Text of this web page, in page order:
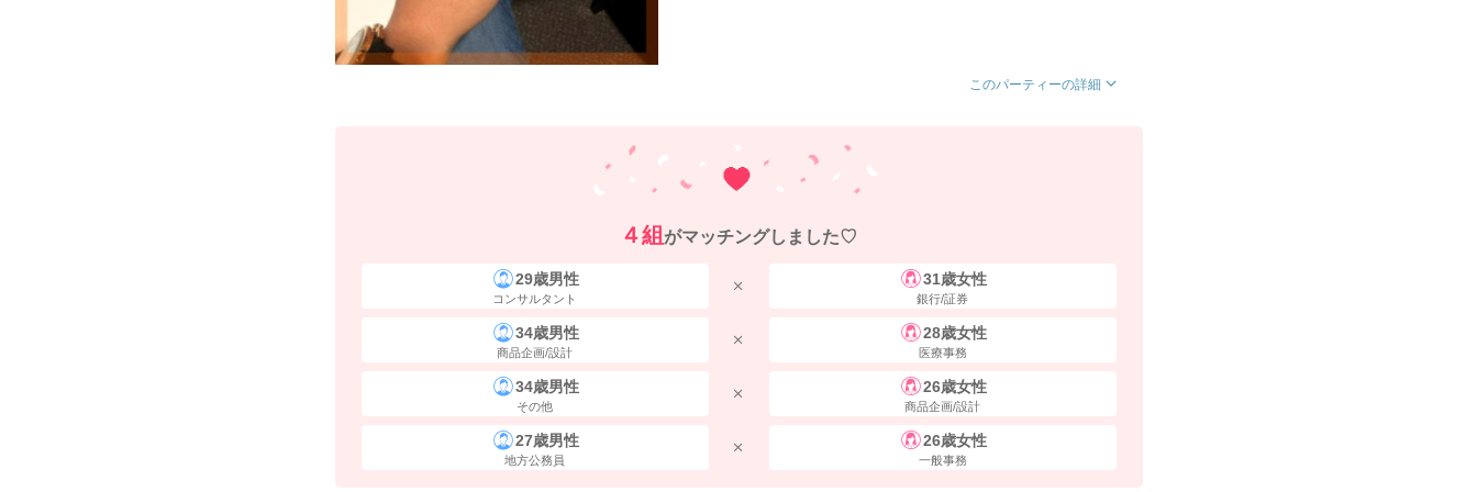
このパーティーの詳細
４組 がマッチングしました♡
29歳男性
コンサルタント
31歳女性
銀行/証券
34歳男性
商品企画/設計
28歳女性
医療事務
34歳男性
その他
26歳女性
商品企画/設計
27歳男性
地方公務員
26歳女性
一般事務